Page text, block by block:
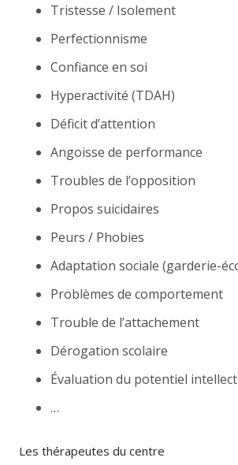
Tristesse / Isolement
Perfectionnisme
Confiance en soi
Hyperactivité (TDAH)
Déficit d’attention
Angoisse de performance
Troubles de l’opposition
Propos suicidaires
Peurs / Phobies
Adaptation sociale (garderie-
Problèmes de comportement
Trouble de l’attachement
Dérogation scolaire
Évaluation du potentiel
…
Les thérapeutes du centre